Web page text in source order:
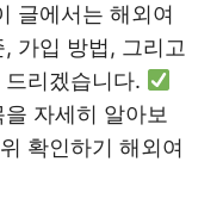
글에서는 해외여
가입 방법, 그리고
리겠습니다.
자세히 알아보
확인하기 해외여